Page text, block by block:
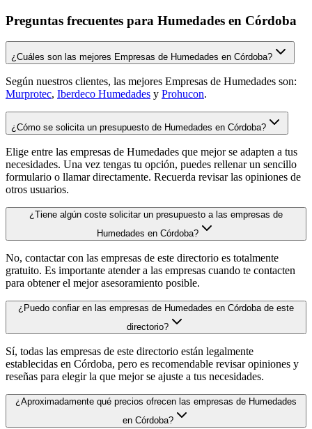
Preguntas frecuentes para Humedades en Córdoba
¿Cuáles son las mejores Empresas de Humedades en Córdoba?
Según nuestros clientes, las mejores Empresas de Humedades son:
Murprotec, Iberdeco Humedades y Prohucon.
¿Cómo se solicita un presupuesto de Humedades en Córdoba?
Elige entre las empresas de Humedades que mejor se adapten a tus
necesidades. Una vez tengas tu opción, puedes rellenar un sencillo
formulario o llamar directamente. Recuerda revisar las opiniones de
otros usuarios.
¿Tiene algún coste solicitar un presupuesto a las empresas de
Humedades en Córdoba?
No, contactar con las empresas de este directorio es totalmente
gratuito. Es importante atender a las empresas cuando te contacten
para obtener el mejor asesoramiento posible.
¿Puedo confiar en las empresas de Humedades en Córdoba de este
directorio?
Sí, todas las empresas de este directorio están legalmente
establecidas en Córdoba, pero es recomendable revisar opiniones y
reseñas para elegir la que mejor se ajuste a tus necesidades.
¿Aproximadamente qué precios ofrecen las empresas de Humedades
en Córdoba?